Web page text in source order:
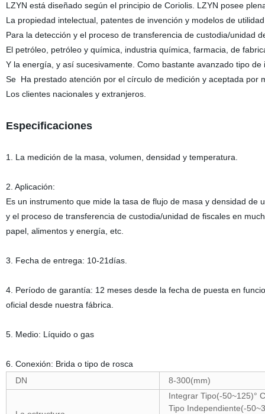
LZYN está diseñado según el principio de Coriolis. LZYN posee
La propiedad intelectual, patentes de invención y modelos de
Para la detección y el proceso de transferencia de custodia/unidad
El petróleo, petróleo y química, industria química, farmacia, de
Y la energía, y así sucesivamente. Como bastante avanzado tipo
Se Ha prestado atención por el círculo de medición y aceptada por
Los clientes nacionales y extranjeros.
Especificaciones
1. La medición de la masa, volumen, densidad y temperatura.
2. Aplicación:
Es un instrumento que mide la tasa de flujo de masa y densidad
y el proceso de transferencia de custodia/unidad de fiscales en
papel, alimentos y energía, etc.
3. Fecha de entrega: 10-21días.
4. Período de garantía: 12 meses desde la fecha de puesta en
oficial desde nuestra fábrica.
5. Medio: Líquido o gas
6. Conexión: Brida o tipo de rosca
DN
8-300(mm)
Integrar
Tipo Independiente(-